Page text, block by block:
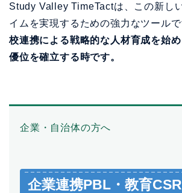
Study Valley TimeTactは、この新し
イムを実現するための強力なツール
校連携による戦略的な人材育成を始
優位を確立する時です。
企業・自治体の方へ
企業連携PBL・教育